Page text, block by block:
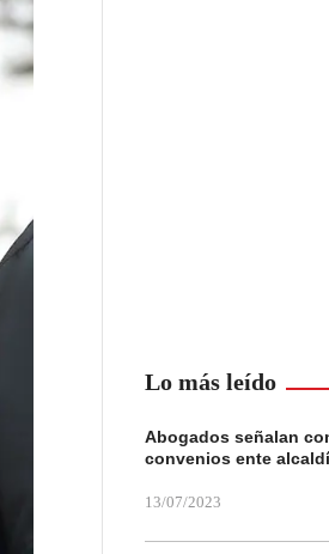
Lo más leído
Abogados señalan
convenios ente
13/07/2023